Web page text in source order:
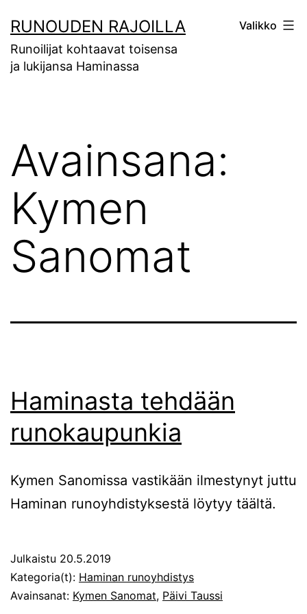
sisältöön
RUNOUDEN RAJOILLA
Runoilijat kohtaavat toisensa
ja lukijansa Haminassa
Valikko
Avainsana:
Kymen
Sanomat
Haminasta tehdään
runokaupunkia
Kymen Sanomissa vastikään ilmestynyt juttu
Haminan runoyhdistyksestä löytyy täältä.
Julkaistu 20.5.2019
Kategoria(t): Haminan runoyhdistys
Avainsanat: Kymen Sanomat, Päivi Taussi